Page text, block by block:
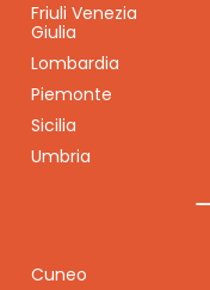
Friuli Venezia
Giulia
Lombardia
Piemonte
Sicilia
Umbria
Cuneo